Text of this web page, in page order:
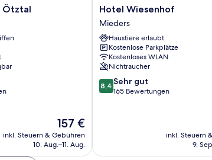
Ötztal
Der
Preis
beträgt
157 €
inkl. Steuern & Gebühren
10. Aug.–11. Aug.
Hotel
Wiesenhof
Mieders
Hotel Wiesenhof
Mieders
Haustiere erlaubt
Kostenlose Parkplätze
Kostenloses WLAN
Nichtraucher
8.4
von
8,4 Sehr gut
165 Bewertungen
inkl. Steuern
9.